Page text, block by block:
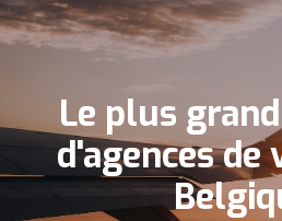
Le plus
d'agences de